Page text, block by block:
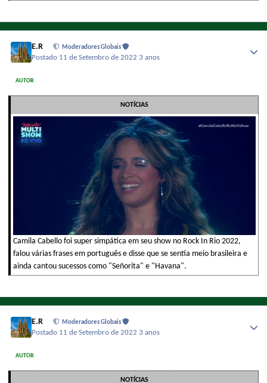
E.R Moderadores Globais
Postado 11 de Setembro de 2022 3 anos
AUTOR
NOTÍCIAS
Camila Cabello foi super simpática em seu show no Rock In Rio 2022,
falou várias frases em português e disse que se sentia meio brasileira e
ainda cantou sucessos como "Señorita" e "Havana".
E.R Moderadores Globais
Postado 11 de Setembro de 2022 3 anos
AUTOR
NOTÍCIAS